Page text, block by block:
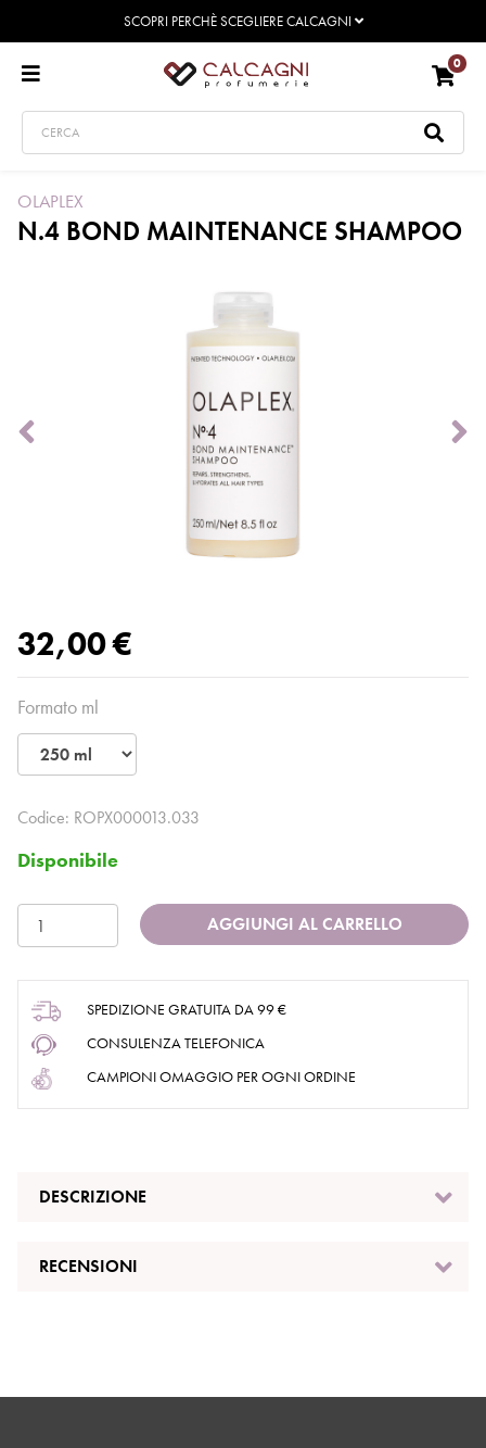
SCOPRI PERCHÈ SCEGLIERE CALCAGNI
0
OLAPLEX
N.4 BOND MAINTENANCE SHAMPOO
32,00 €
Formato ml
Codice: ROPX000013.033
Disponibile
AGGIUNGI AL CARRELLO
SPEDIZIONE GRATUITA DA 99 €
CONSULENZA TELEFONICA
CAMPIONI OMAGGIO PER OGNI ORDINE
DESCRIZIONE
RECENSIONI